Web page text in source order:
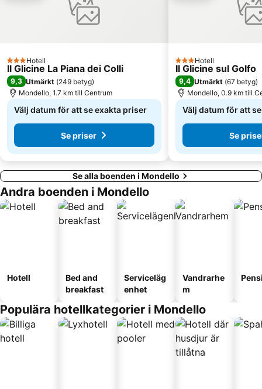
3 Stjärnor
Hotell
Il Glicine La Piana dei Colli
9,3 Utmärkt (249 betyg)
Mondello, 1.7 km till Centrum
Välj datum för att se exakta priser
Se priser
3 Stjärnor
Hotell
Il Glicine sul Golfo
9,4 Utmärkt (67 betyg)
Mondello, 0.9 km till
Välj datum för att
Se
Se alla boenden i Mondello
Andra boenden i Mondello
Hotell
Bed and
breakfast
Serviceläg
enhet
Vandrarhe
m
Populära hotellkategorier i Mondello